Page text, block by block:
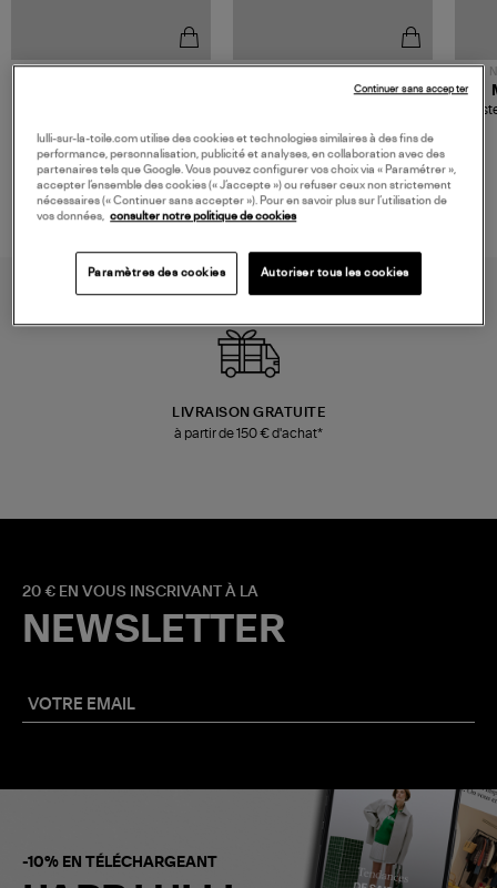
TORAL
LIVRAISON GRATUITE
à partir de 150 € d'achat*
20 € EN VOUS INSCRIVANT À LA
NEWSLETTER
-10% EN TÉLÉCHARGEANT
lulli-sur-la-toile.com utilise des cookies et technologies similaires à des fins de
performance, personnalisation, publicité et analyses, en collaboration avec des
partenaires tels que Google. Vous pouvez configurer vos choix via « Paramétrer »,
accepter l’ensemble des cookies (« J’accepte ») ou refuser ceux non strictement
nécessaires (« Continuer sans accepter »). Pour en savoir plus sur l’utilisation de
vos données,
consulter notre politique de cookies
Paramètres des cookies Autoriser tous les cookies
Continuer sans accepter